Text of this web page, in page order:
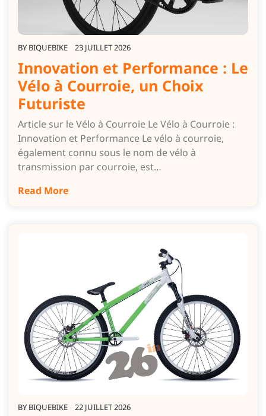
BY BIQUEBIKE 23 JUILLET 2026
Innovation et Performance : Le
Vélo à Courroie, un Choix
Futuriste
Article sur le Vélo à Courroie Le Vélo à Courroie :
Innovation et Performance Le vélo à courroie,
également connu sous le nom de vélo à
transmission par courroie, est…
Read More
BY BIQUEBIKE 22 JUILLET 2026